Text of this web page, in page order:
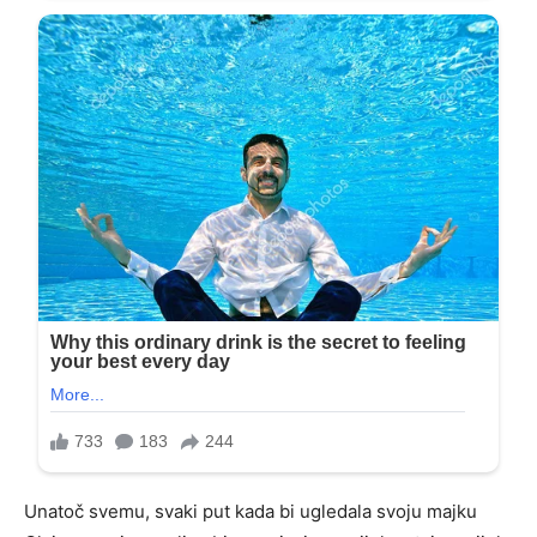
Unatoč svemu, svaki put kada bi ugledala svoju majku